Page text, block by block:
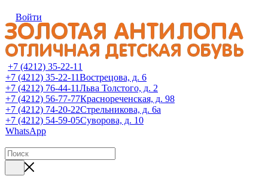
Войти
+7 (4212) 35-22-11
+7 (4212) 35-22-11Вострецова, д. 6
+7 (4212) 76-44-11Льва Толстого, д. 2
+7 (4212) 56-77-77Краснореченская, д. 98
+7 (4212) 74-20-22Стрельникова, д. 6а
+7 (4212) 54-59-05Суворова, д. 10
WhatsApp